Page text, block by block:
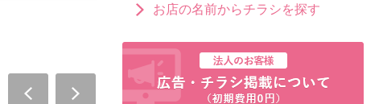
お店の名前からチラシを探す